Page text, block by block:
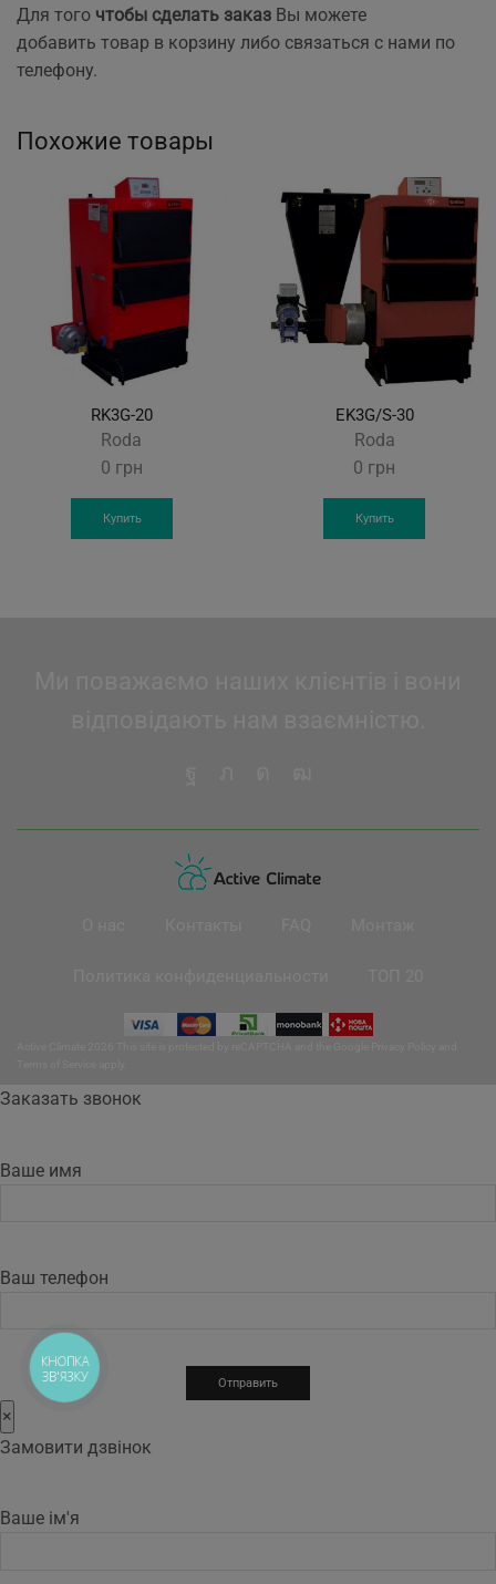
Для того чтобы сделать заказ Вы можете
добавить товар в корзину либо связаться с нами по
телефону.
Похожие товары
RK3G-20
Roda
0 грн
Купить
EK3G/S-30
Roda
0 грн
Купить
Заказать звонок
Ваше имя
Ваш телефон
×
Замовити дзвінок
Ваше ім'я
КНОПКА
ЗВ'ЯЗКУ